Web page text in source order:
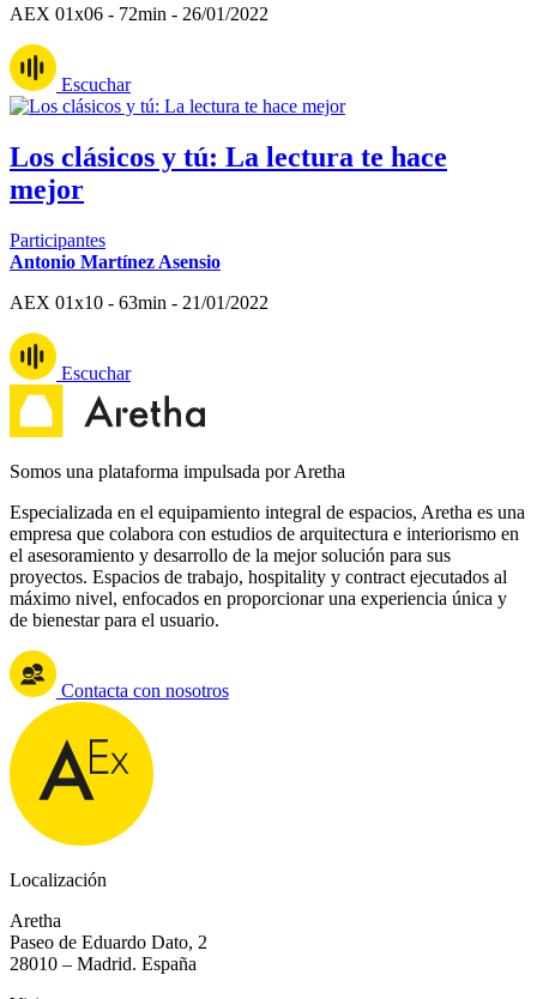
AEX 01x06 - 72min - 26/01/2022
Escuchar
Los clásicos y tú: La lectura te hace
mejor
Participantes
Antonio Martínez Asensio
AEX 01x10 - 63min - 21/01/2022
Escuchar
Somos una plataforma impulsada por Aretha
Especializada en el equipamiento integral de espacios, Aretha es una
empresa que colabora con estudios de arquitectura e interiorismo en
el asesoramiento y desarrollo de la mejor solución para sus
proyectos. Espacios de trabajo, hospitality y contract ejecutados al
máximo nivel, enfocados en proporcionar una experiencia única y
de bienestar para el usuario.
Contacta con nosotros
Localización
Aretha
Paseo de Eduardo Dato, 2
28010 – Madrid. España